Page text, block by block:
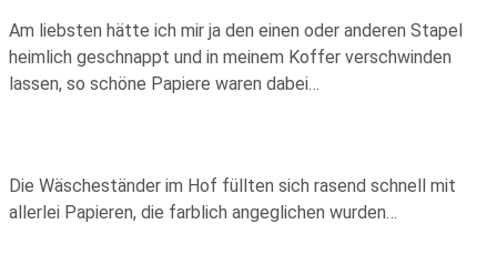
Am liebsten hätte ich mir ja den einen oder anderen Stapel
heimlich geschnappt und in meinem Koffer verschwinden
lassen, so schöne Papiere waren dabei…
Die Wäscheständer im Hof füllten sich rasend schnell mit
allerlei Papieren, die farblich angeglichen wurden…